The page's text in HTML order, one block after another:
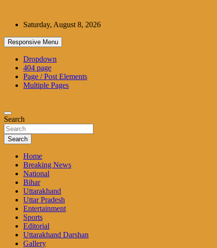
contentSaturday, August 8, 2026
Responsive Menu
Dropdown
404 page
Page / Post Elements
Multiple Pages
Search
Search
Home
Breaking News
National
Bihar
Uttarakhand
Uttar Pradesh
Entertainment
Sports
Editorial
Uttarakhand Darshan
Gallery